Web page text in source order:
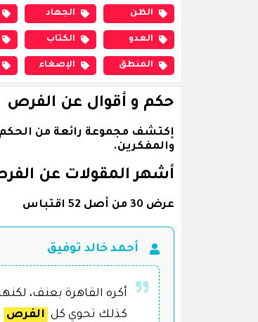
الظن الجهاد
العدو الكتاب
المنطق الإصغاء
حكم و أقوال عن الفرص
إكتشف مجموعة رائعة من الحكم
والمفكرين.
أشهر المقولات عن
عرض 30 من أصل 52 اقتباس
أحمد خالد توفيق
أكره القاهرة بعنف،
كذلك تحوي كل الفرص